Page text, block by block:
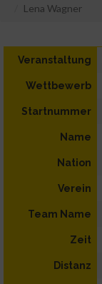
Lena Wagner
Veranstaltung
Wettbewerb
Startnummer
Name
Nation
Verein
Team Name
Zeit
Distanz